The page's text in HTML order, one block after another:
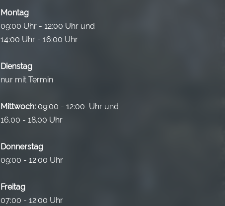
Montag
09:00 Uhr - 12:00 Uhr und
14:00 Uhr - 16:00 Uhr
Dienstag
nur mit Termin
Mittwoch: 09:00 - 12:00 Uhr und
16.00 - 18.00 Uhr
Donnerstag
09:00 - 12:00 Uhr
Freitag
07:00 - 12:00 Uhr